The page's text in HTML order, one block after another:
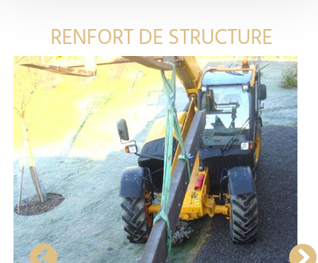
RENFORT DE STRUCTURE